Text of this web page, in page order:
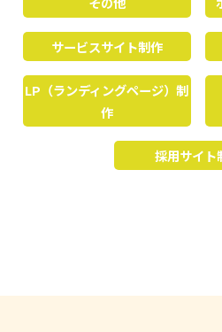
サービスサイト制作
LP（ランディングページ）制
作
採用サイト